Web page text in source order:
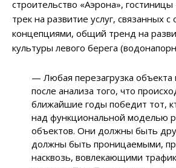
строительство «Аэрона»,
трек на развитие услуг, связанных
концепциями, общий тренд на
культуры левого берега
— Любая перезагрузка
после анализа того, что
ближайшие годы победит тот,
над функциональной моделью
объектов. Они должны быть
должны быть проницаемыми,
насквозь, вовлекающими